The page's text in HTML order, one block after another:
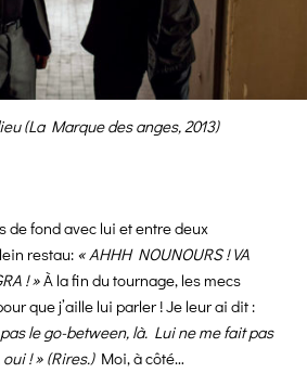
(La Marque des anges, 2013)
de fond avec lui et entre deux
restau: « AHHH NOUNOURS ! VA
! »À la fin du tournage, les mecs
que j’aille lui parler ! Je leur ai dit :
le go-between, là. Lui ne me fait pas
! » (Rires.)Moi, à côté…